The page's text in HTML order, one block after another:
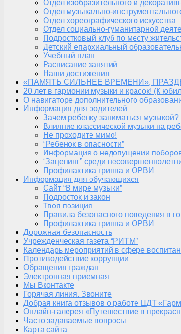
Отдел изобразительного и
Отдел музыкально-
Отдел хореографического искусства
Отдел социально-гуманитарной
Подростковый клуб по месту
Детский епархиальный
Учебный план
Расписание занятий
Наши достижения
«ПАМЯТЬ СИЛЬНЕЕ ВРЕМЕНИ»,
20 лет в гармонии музыки и красок! (К
О навигаторе дополнительного
Информация для родителей
Зачем ребенку заниматься музыкой?
Влияние классической музыки на
Не проходите мимо!
“Ребенок в опасности”
Информация о недопущении
“Зацепинг” среди
Профилактика гриппа и ОРВИ
Информация для обучающихся
Сайт “В мире музыки”
Подросток и закон
Твоя позиция
Правила безопасного поведения в
Профилактика гриппа и ОРВИ
Дорожная безопасность
Учрежденческая газета “РИТМ”
Календарь мероприятий в сфере
Противодействие коррупции
Обращения граждан
Электронная приемная
Мы Вконтакте
Горячая линия. Звоните
Добрая книга отзывов о работе ЦДТ
Онлайн-галерея «Путешествие в
Часто задаваемые вопросы
Карта сайта